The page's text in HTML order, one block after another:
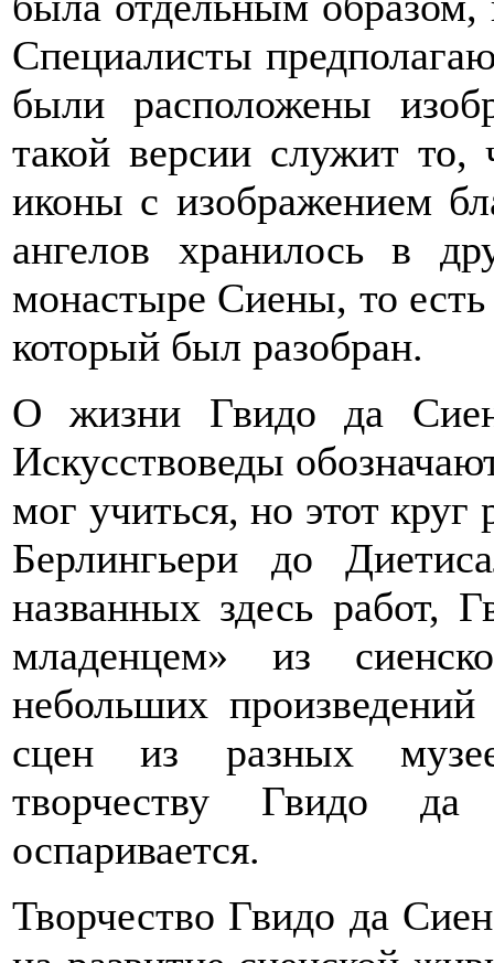
Специалисты
были расположены
такой версии служит то,
иконы с изображением
ангелов хранилось в
монастыре Сиены, то есть
который был разобран.
О жизни Гвидо да
Искусствоведы
мог учиться, но этот
Берлингьери до
названных здесь работ,
младенцем» из
небольших
сцен из разных
творчеству Гвидо
оспаривается.
Творчество Гвидо да